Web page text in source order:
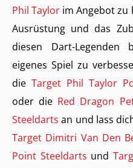
Phil Taylor im Angebot zu
Ausrüstung und das
diesen Dart-
eigenes Spiel zu
die Target Phil Taylor
oder die Red Dragon
Steeldarts an und lass
Target Dimitri Van Den
Point Steeldarts und